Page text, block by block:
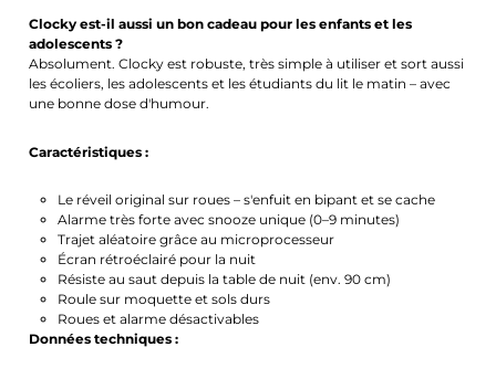
Clocky est-il aussi un bon cadeau pour les enfants et les
adolescents ?
Absolument. Clocky est robuste, très simple à utiliser et sort aussi
les écoliers, les adolescents et les étudiants du lit le matin – avec
une bonne dose d'humour.
Caractéristiques :
Le réveil original sur roues – s'enfuit en bipant et se cache
Alarme très forte avec snooze unique (0–9 minutes)
Trajet aléatoire grâce au microprocesseur
Écran rétroéclairé pour la nuit
Résiste au saut depuis la table de nuit (env. 90 cm)
Roule sur moquette et sols durs
Roues et alarme désactivables
Données techniques :